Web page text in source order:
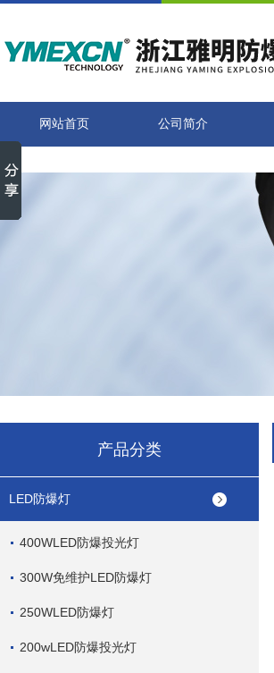
网站首页 公司简介
产品分类
LED防爆灯
400WLED防爆投光灯
300W免维护LED防爆灯
250WLED防爆灯
200wLED防爆投光灯